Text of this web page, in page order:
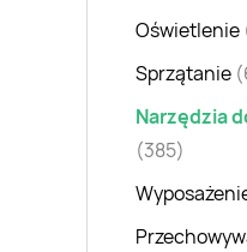
Oświetlenie
Sprzątanie
Narzędzia
(385)